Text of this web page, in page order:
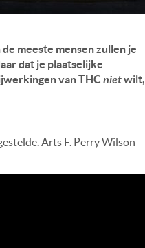
meeste mensen zullen je
dat je plaatselijke
van THC nietwilt,
Arts F. Perry Wilson